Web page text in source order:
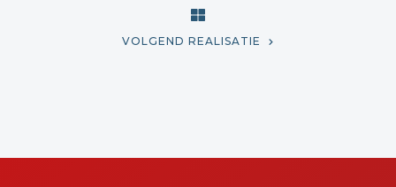
VOLGEND REALISATIE